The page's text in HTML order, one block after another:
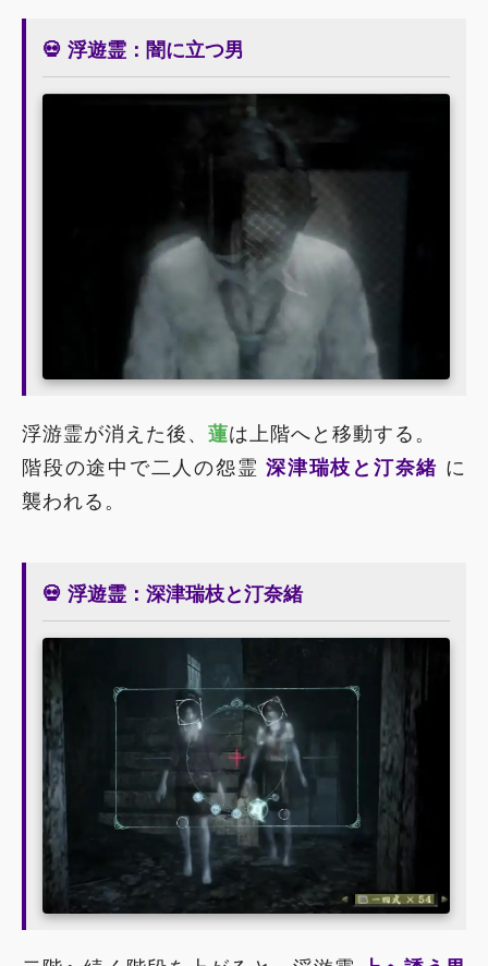
💀 浮遊霊：闇に立つ男
浮游霊が消えた後、 蓮は上階へと移動する。
階段の途中で二人の怨霊深津瑞枝と汀奈緒 に
襲われる。
💀 浮遊霊：深津瑞枝と汀奈緒